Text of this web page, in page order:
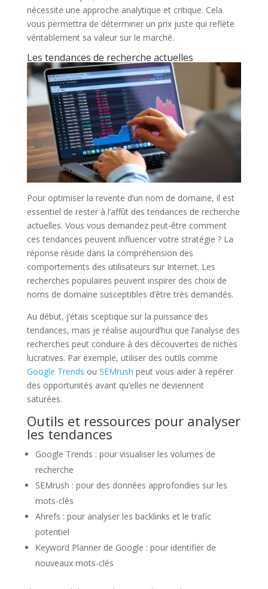
nécessite une approche analytique et critique. Cela
vous permettra de déterminer un prix juste qui reflète
véritablement sa valeur sur le marché.
Les tendances de recherche actuelles
Pour optimiser la revente d’un nom de domaine, il est
essentiel de rester à l’affût des tendances de recherche
actuelles. Vous vous demandez peut-être comment
ces tendances peuvent influencer votre stratégie ? La
réponse réside dans la compréhension des
comportements des utilisateurs sur Internet. Les
recherches populaires peuvent inspirer des choix de
noms de domaine susceptibles d’être très demandés.
Au début, j’étais sceptique sur la puissance des
tendances, mais je réalise aujourd’hui que l’analyse des
recherches peut conduire à des découvertes de niches
lucratives. Par exemple, utiliser des outils comme
Google Trends ou SEMrush peut vous aider à repérer
des opportunités avant qu’elles ne deviennent
saturées.
Outils et ressources pour analyser
les tendances
Google Trends : pour visualiser les volumes de
recherche
SEMrush : pour des données approfondies sur les
mots-clés
Ahrefs : pour analyser les backlinks et le trafic
potentiel
Keyword Planner de Google : pour identifier de
nouveaux mots-clés